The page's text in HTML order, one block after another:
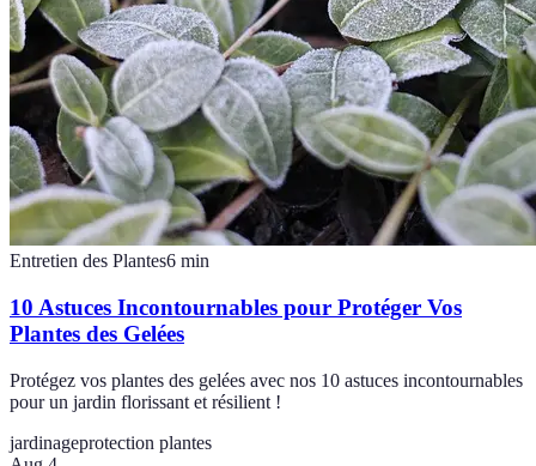
Entretien des Plantes6 min
10 Astuces Incontournables pour Protéger Vos
Plantes des Gelées
Protégez vos plantes des gelées avec nos 10 astuces incontournables
pour un jardin florissant et résilient !
jardinageprotection plantes